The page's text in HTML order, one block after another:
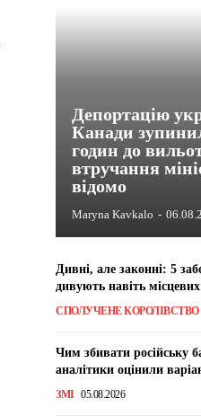
Депортацію
Канади
годин до
втручання
відомо
Maryna Kavkalo -
Дивні, але законні: 5
дивують навіть місцевих
СПОЛУЧЕНЕ КОРОЛІВСТВО
Чим збивати російську
аналітики оцінили
ЗМІ 05.08.2026